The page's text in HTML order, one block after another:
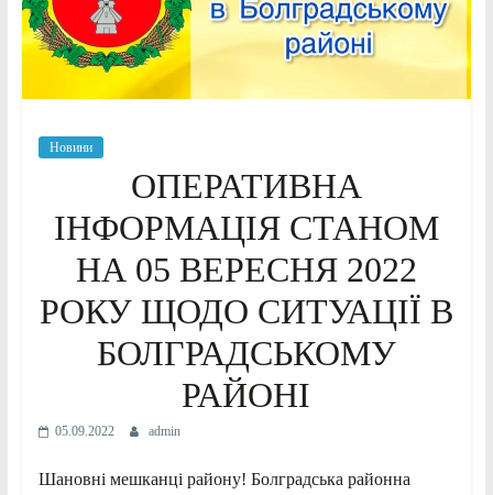
Новини
ОПЕРАТИВНА
ІНФОРМАЦІЯ СТАНОМ
НА 05 ВЕРЕСНЯ 2022
РОКУ ЩОДО СИТУАЦІЇ В
БОЛГРАДСЬКОМУ
РАЙОНІ
05.09.2022 admin
Шановні мешканці району! Болградська районна